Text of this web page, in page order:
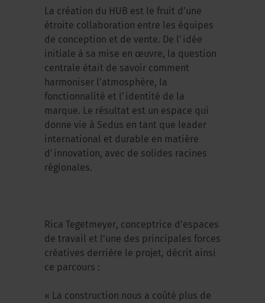
La création du HUB est le fruit d’une
étroite collaboration entre les équipes
de conception et de vente. De l’idée
initiale à sa mise en œuvre, la question
centrale était de savoir comment
harmoniser l’atmosphère, la
fonctionnalité et l’identité de la
marque. Le résultat est un espace qui
donne vie à Sedus en tant que leader
international et durable en matière
d’innovation, avec de solides racines
régionales.
Rica Tegetmeyer, conceptrice d’espaces
de travail et l’une des principales forces
créatives derrière le projet, décrit ainsi
ce parcours :
« La construction nous a coûté plus de